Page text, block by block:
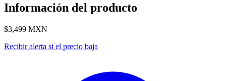
Información del producto
$3,499 MXN
Recibir alerta si el precio baja